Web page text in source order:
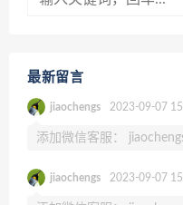
最新留言
jiaochengs 2023-09-07
添加微信客服：
jiaochengs 2023-09-07